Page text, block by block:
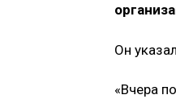
Он
«Вчера